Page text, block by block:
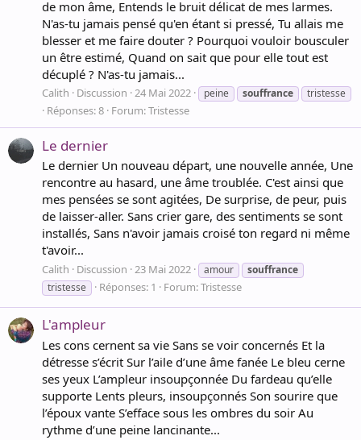
de mon âme, Entends le bruit délicat de mes larmes.
N'as-tu jamais pensé qu'en étant si pressé, Tu allais me
blesser et me faire douter ? Pourquoi vouloir bousculer
un être estimé, Quand on sait que pour elle tout est
décuplé ? N'as-tu jamais...
Calith Discussion 24 Mai 2022 peine souffrance tristesse
Réponses: 8 Forum:Tristesse
Le dernier
Le dernier Un nouveau départ, une nouvelle année, Une
rencontre au hasard, une âme troublée. C'est ainsi que
mes pensées se sont agitées, De surprise, de peur, puis
de laisser-aller. Sans crier gare, des sentiments se sont
installés, Sans n'avoir jamais croisé ton regard ni même
t'avoir...
Calith Discussion 23 Mai 2022 amour
souffrance
tristesse
Réponses: 1 Forum:Tristesse
L'ampleur
Les cons cernent sa vie Sans se voir concernés Et la
détresse s’écrit Sur l’aile d’une âme fanée Le bleu cerne
ses yeux L’ampleur insoupçonnée Du fardeau qu’elle
supporte Lents pleurs, insoupçonnés Son sourire que
l’époux vante S’efface sous les ombres du soir Au
rythme d’une peine lancinante...